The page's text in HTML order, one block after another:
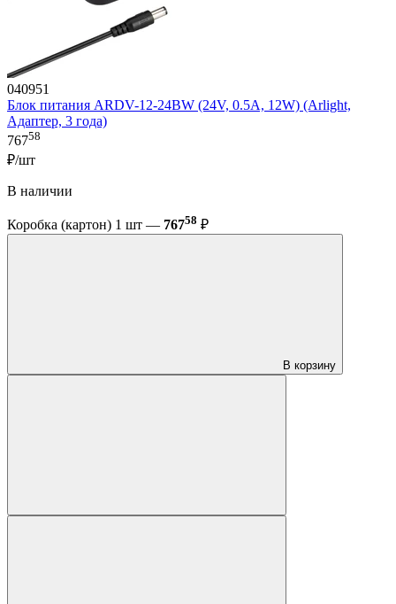
040951
Блок питания ARDV-12-24BW (24V, 0.5A, 12W) (Arlight,
Адаптер, 3 года)
76758
₽/шт
В наличии
Коробка (картон) 1 шт — 76758 ₽
В корзину